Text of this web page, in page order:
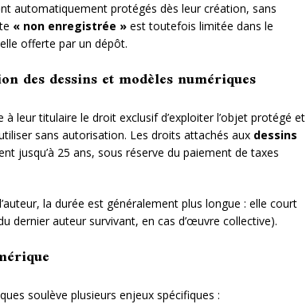
automatiquement protégés dès leur création, sans
« non enregistrée » est toutefois limitée dans le
offerte par un dépôt.
des dessins et modèles numériques
leur titulaire le droit exclusif d’exploiter l’objet protégé et
sans autorisation. Les droits attachés aux dessins
jusqu’à 25 ans, sous réserve du paiement de taxes
la durée est généralement plus longue : elle court
dernier auteur survivant, en cas d’œuvre collective).
soulève plusieurs enjeux spécifiques :